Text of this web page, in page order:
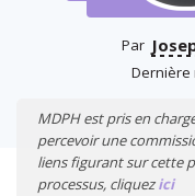
Par
Dernière
MDPH est pris en
percevoir une
liens figurant sur cette
processus, cliquezici